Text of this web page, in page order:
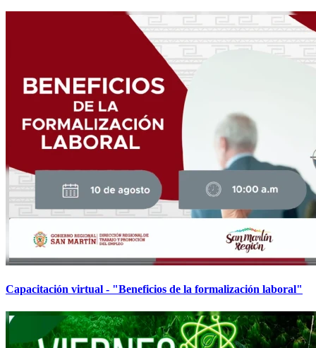
Capacitación virtual - "Beneficios de la formalización laboral"